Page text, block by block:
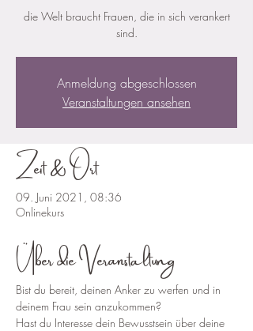
die Welt braucht Frauen, die in sich verankert
sind.
Anmeldung abgeschlossen
Veranstaltungen ansehen
Zeit & Ort
09. Juni 2021, 08:36
Onlinekurs
Über die Veranstaltung
Bist du bereit, deinen Anker zu werfen und in
deinem Frau sein anzukommen?
Hast du Interesse dein Bewusstsein über deine